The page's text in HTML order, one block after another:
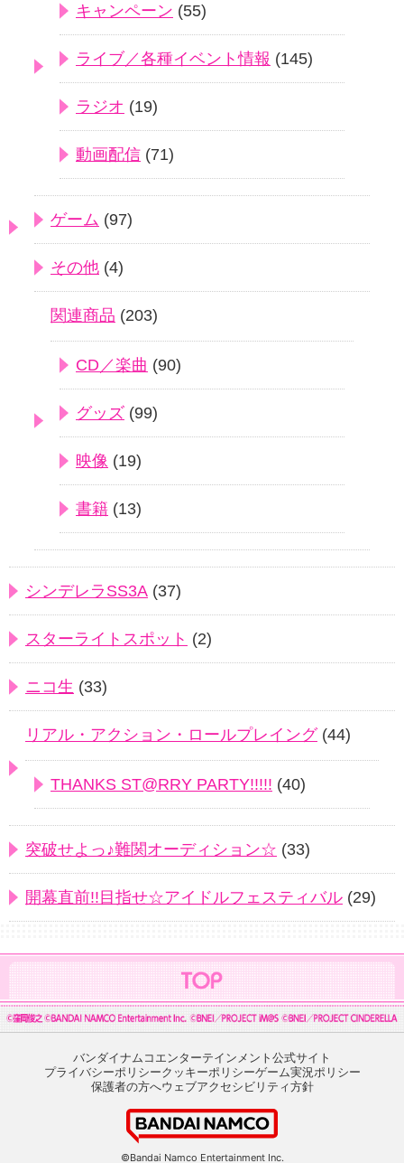
キャンペーン (55)
ライブ／各種イベント情報 (145)
ラジオ (19)
動画配信 (71)
ゲーム (97)
その他 (4)
関連商品 (203)
CD／楽曲 (90)
グッズ (99)
映像 (19)
書籍 (13)
シンデレラSS3A (37)
スターライトスポット (2)
ニコ生 (33)
リアル・アクション・ロールプレイング(44)
THANKS ST@RRY PARTY!!!!! (40)
突破せよっ♪難関オーディション☆ (33)
開幕直前!!目指せ☆アイドルフェスティバル (29)
バンダイナムコエンターテインメント公式サイト
プライバシーポリシークッキーポリシーゲーム実況ポリシー
保護者の方へウェブアクセシビリティ方針
©Bandai Namco Entertainment Inc.